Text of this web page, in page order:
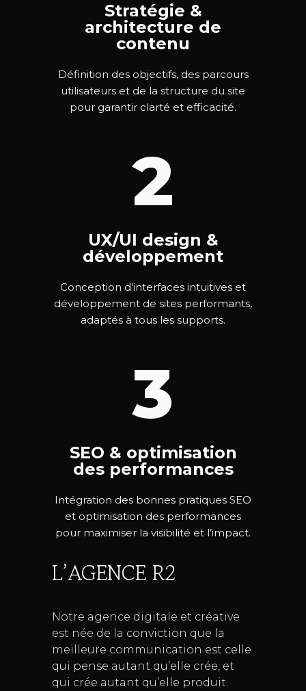
Stratégie &
architecture de
contenu
Définition des objectifs, des parcours
utilisateurs et de la structure du site
pour garantir clarté et efficacité.
2
UX/UI design &
développement
Conception d’interfaces intuitives et
développement de sites performants,
adaptés à tous les supports.
3
SEO & optimisation
des performances
Intégration des bonnes pratiques SEO
et optimisation des performances
pour maximiser la visibilité et l’impact.
L’AGENCE R2
Notre agence digitale et créative
est née de la conviction que la
meilleure communication est celle
qui pense autant qu’elle crée, et
qui crée autant qu’elle produit.